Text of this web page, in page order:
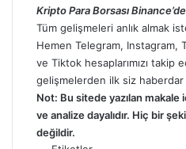
Kripto Para Borsası
Tüm gelişmeleri anlık almak
Hemen Telegram, Instagram,
ve Tiktok hesaplarımızı takip
gelişmelerden ilk siz haberdar
Not: Bu sitede yazılan
ve analize dayalıdır. Hiç bir
değildir.